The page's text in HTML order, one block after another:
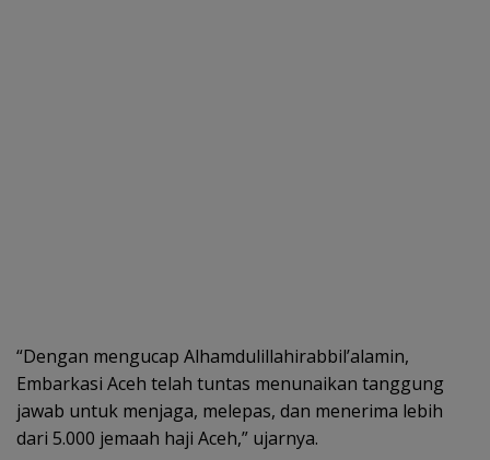
“Dengan mengucap Alhamdulillahirabbil’alamin,
Embarkasi Aceh telah tuntas menunaikan tanggung
jawab untuk menjaga, melepas, dan menerima lebih
dari 5.000 jemaah haji Aceh,” ujarnya.